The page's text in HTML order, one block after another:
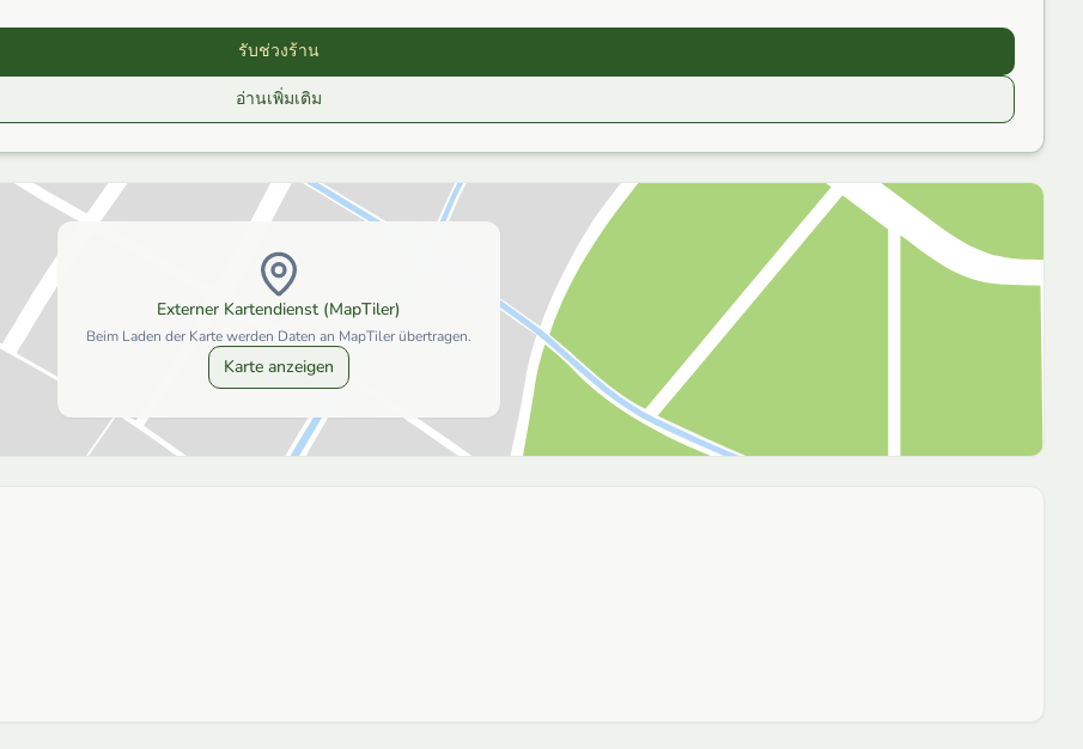
รับช่วงร้าน
อ่านเพิ่มเติม
Externer Kartendienst (MapTiler)
Beim Laden der Karte werden Daten an MapTiler übertragen.
Karte anzeigen